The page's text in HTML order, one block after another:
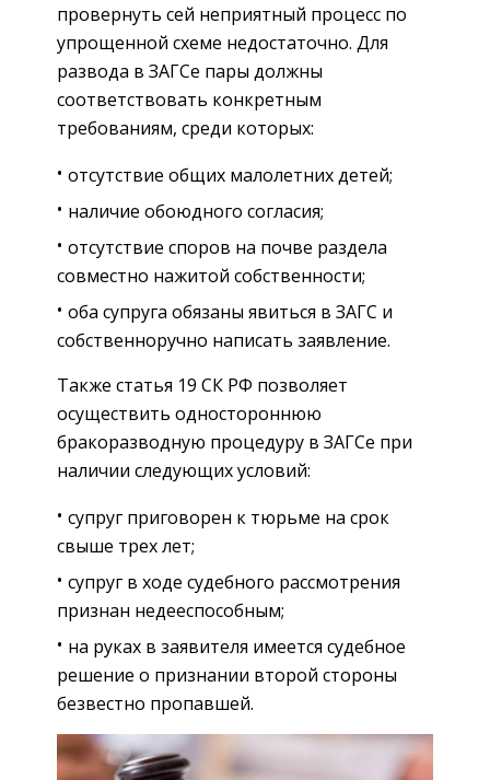
провернуть сей неприятный процесс по
упрощенной схеме недостаточно. Для
развода в ЗАГСе пары должны
соответствовать конкретным
требованиям, среди которых:
отсутствие общих малолетних детей;
наличие обоюдного согласия;
отсутствие споров на почве раздела
совместно нажитой собственности;
оба супруга обязаны явиться в ЗАГС и
собственноручно написать заявление.
Также статья 19 СК РФ позволяет
осуществить одностороннюю
бракоразводную процедуру в ЗАГСе при
наличии следующих условий:
супруг приговорен к тюрьме на срок
свыше трех лет;
супруг в ходе судебного рассмотрения
признан недееспособным;
на руках в заявителя имеется судебное
решение о признании второй стороны
безвестно пропавшей.